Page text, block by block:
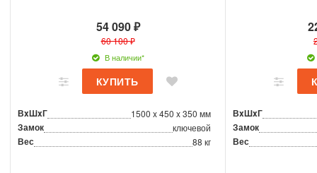
54 090 ₽
60 100 ₽
В наличии*
ВxШxГ 1500 x 450 x 350 мм
Замок ключевой
Вес 88 кг
ВxШxГ
Замок
Вес